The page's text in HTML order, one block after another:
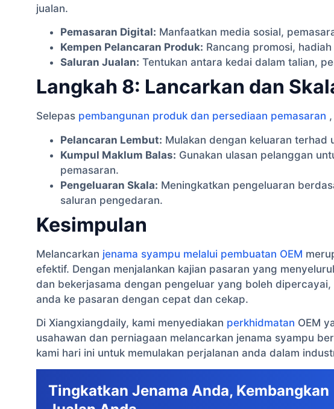
jualan.
Pemasaran Digital: Manfaatkan media sosial,
Kempen Pelancaran Produk: Rancang promosi,
Saluran Jualan: Tentukan antara kedai dalam talian,
Langkah 8: Lancarkan dan
Selepas pembangunan produk dan persediaan pemasaran
Pelancaran Lembut: Mulakan dengan keluaran terhad
Kumpul Maklum Balas: Gunakan ulasan pelanggan
pemasaran.
Pengeluaran Skala: Meningkatkan pengeluaran
saluran pengedaran.
Kesimpulan
Melancarkan jenama syampu melalui pembuatan OEM
efektif. Dengan menjalankan kajian pasaran yang
dan bekerjasama dengan pengeluar yang boleh
anda ke pasaran dengan cepat dan cekap.
Di Xiangxiangdaily, kami menyediakan perkhidmatan OEM
usahawan dan perniagaan melancarkan jenama syampu
kami hari ini untuk memulakan perjalanan anda dalam
Tingkatkan Jenama Anda, Kembangkan